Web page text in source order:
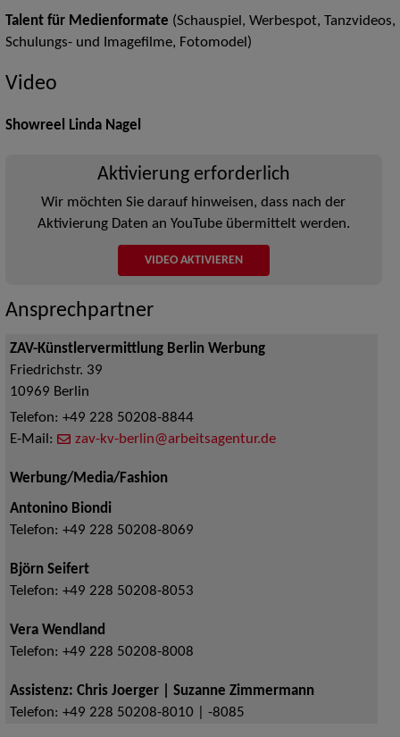
Talent für Medienformate (Schauspiel, Werbespot, Tanzvideos,
Schulungs- und Imagefilme, Fotomodel)
Video
Showreel Linda Nagel
Aktivierung erforderlich
Wir möchten Sie darauf hinweisen, dass nach der
Aktivierung Daten an YouTube übermittelt werden.
VIDEO AKTIVIEREN
Ansprechpartner
ZAV-Künstlervermittlung Berlin Werbung
Friedrichstr. 39
10969 Berlin
Telefon: +49 228 50208-8844
E-Mail:
zav-kv-berlin@arbeitsagentur.de
Werbung/Media/Fashion
Antonino Biondi
Telefon: +49 228 50208-8069
Björn Seifert
Telefon: +49 228 50208-8053
Vera Wendland
Telefon: +49 228 50208-8008
Assistenz: Chris Joerger | Suzanne Zimmermann
Telefon: +49 228 50208-8010 | -8085